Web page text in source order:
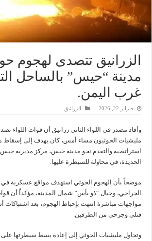
‏الزرانيق تتصدى لهجوم
مدينة “حيس” بالساحل
غرب اليمن.
فبراير 22, 2026 الزرانيق
وأفاد مصدر في اللواء الثاني زرانيق أن قوات اللواء
مليشيات الحوثيون مساء أمس، كان يهدف إلى إسقاط
استراتيجية والتقدم نحو مدينة حيس، مركز مديرية
الحديدة، في محاولة للسيطرة عليها.
موضحاً بأن الهجوم الحوثي استهدف مواقع عسكرية
الجراحي، وجبال “ذو بأس” شمال المدينة، مؤكداً أن
مواجهات مباشرة انتهت بإحباط الهجوم، بعد
قتلى وجرحى من الطرفين.
وتحاول مليشيات الحوثي إلى إعادة بسط سيطرتها